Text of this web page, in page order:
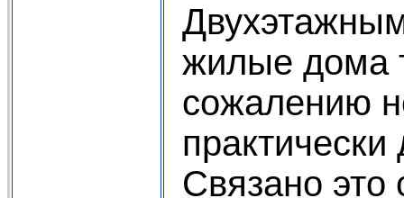
жилые дома
сожалению
Связано это